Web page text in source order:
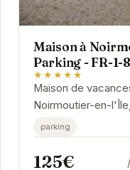
Maison à
Parking - FR-1-
★★★★★
Maison de
Noirmoutier-en-
Parking inclus.
parking
125€